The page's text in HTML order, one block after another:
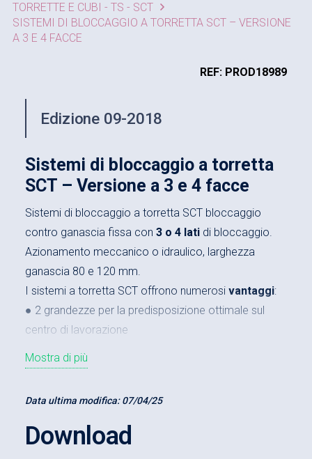
TORRETTE E CUBI - TS - SCT
SISTEMI DI BLOCCAGGIO A TORRETTA SCT – VERSIONE
A 3 E 4 FACCE
Edizione 09-2018
REF: PROD18989
Sistemi di bloccaggio a torretta
SCT – Versione a 3 e 4 facce
Sistemi di bloccaggio a torretta SCT bloccaggio
contro ganascia fissa con 3 o 4 latidi bloccaggio.
Azionamento meccanico o idraulico, larghezza
ganascia 80 e 120 mm.
I sistemi a torretta SCT offrono numerosi vantaggi:
● 2 grandezze per la predisposizione ottimale sul
centro di lavorazione
● Variazione meccanica o idraulica della forza di
● Funzionamento semplice e sicuro
● Grandi ampiezze di bloccaggio ed elevata
flessibilità grazie al vasto programma di ganasce
Mostra di più
Data ultima modifica:07/04/25
Download